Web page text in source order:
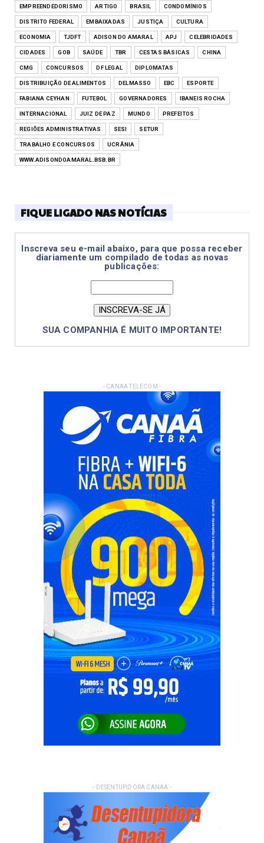
EMPREENDEDORISMO ARTIGO BRASIL CONDOMÍNIOS
DISTRITO FEDERAL EMBAIXADAS JUSTIÇA CULTURA
ECONOMIA TJDFT ADISON DO AMARAL APJ CELEBRIDADES
CIDADES GOB SAÚDE TBR CESTAS BÁSICAS CHINA
CMG CONCURSOS DF LEGAL DIPLOMATAS
DISTRIBUIÇÃO DE ALIMENTOS DELMASSO EBC ESPORTE
FABIANA CEYHAN FUTEBOL GOVERNADORES IBANEIS ROCHA
INTERNACIONAL JUIZ DE PAZ MUNDO PREFEITOS
REGIÕES ADMINISTRATIVAS SESI SETUR
TRABALHO E CONCURSOS UCRÂNIA
WWW.ADISONDOAMARAL.BSB.BR
FIQUE LIGADO NAS NOTÍCIAS
Inscreva seu e-mail abaixo, para que possa receber
diariamente um compilado de todas as novas
publicações:
SUA COMPANHIA É MUITO IMPORTANTE!
- CANAA TELECOM -
- DESENTUPIDORA CANAA -